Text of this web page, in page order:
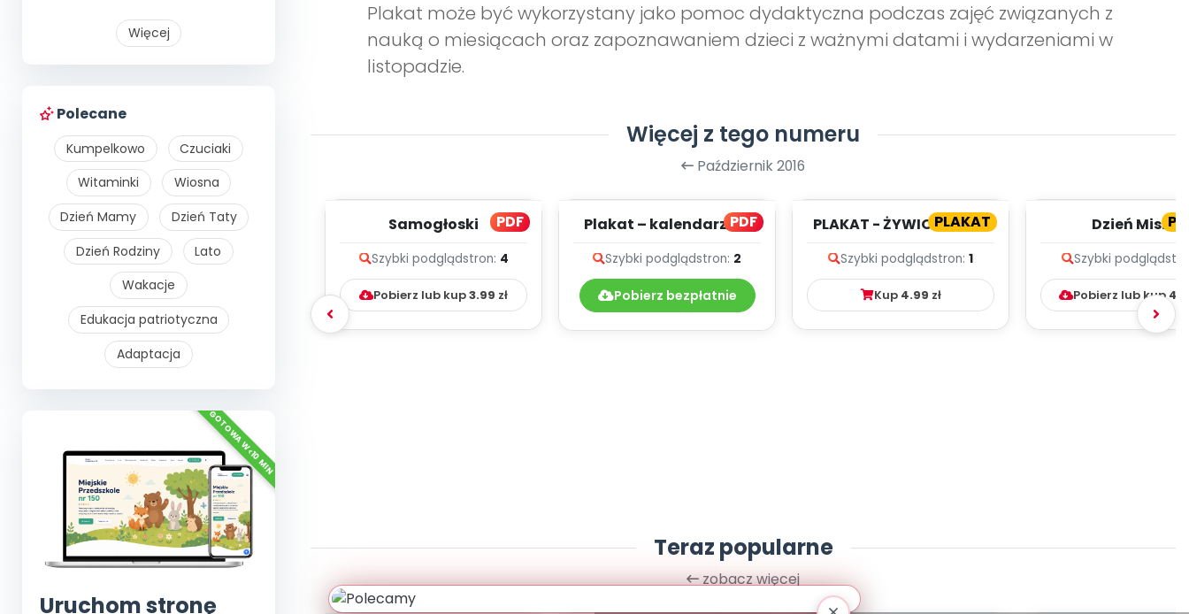
Więcej
Polecane
Kumpelkowo
Czuciaki
Witaminki
Wiosna
Dzień Mamy
Dzień Taty
Dzień Rodziny
Lato
Wakacje
Edukacja patriotyczna
Adaptacja
Uruchom stronę
Plakat może być wykorzystany jako pomoc dydaktyczna podczas zajęć związanych z
nauką o miesiącach oraz zapoznawaniem dzieci z ważnymi datami i wydarzeniami w
listopadzie.
Więcej z tego numeru
Październik 2016
PDF
Samogłoski
Szybki podglądstron: 4
Pobierz lub kup3.99 zł
PDF
Plakat – kalendarz na
poprawiona)
Szybki podglądstron: 2
Pobierz bezpłatnie
PLAKAT
PLAKAT - ŻYWIOŁ OGIEŃ
Szybki podglądstron: 1
Kup 4.99 zł
Dzień Misia
Szybki podgląd
Pobierz lub kup
Teraz popularne
zobacz więcej